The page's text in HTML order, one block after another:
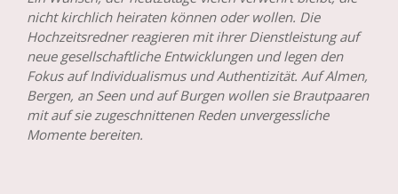
nicht kirchlich heiraten können oder wollen. Die
Hochzeitsredner reagieren mit ihrer Dienstleistung auf
neue gesellschaftliche Entwicklungen und legen den
Fokus auf Individualismus und Authentizität. Auf Almen,
Bergen, an Seen und auf Burgen wollen sie Brautpaaren
mit auf sie zugeschnittenen Reden unvergessliche
Momente bereiten.